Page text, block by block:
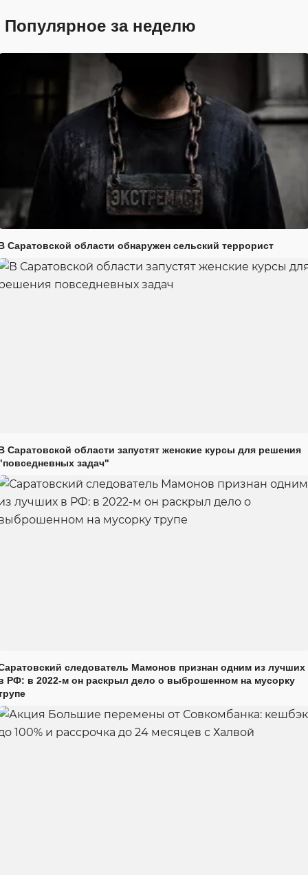
Популярное за неделю
Саратовской области обнаружен сельский террорист
Саратовской области запустят женские курсы для решения
задач"
следователь Мамонов признан одним из лучших
РФ: в 2022-м он раскрыл дело о выброшенном на мусорку